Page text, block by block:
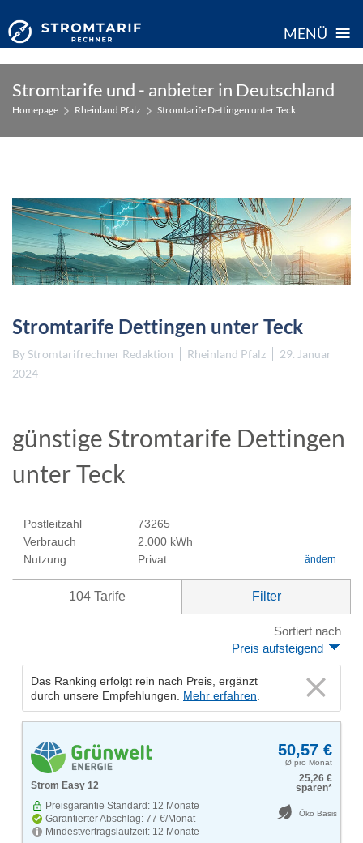
MENÜ ≡
content
Stromtarife und - anbieter in Deutschland
Homepage Rheinland Pfalz Stromtarife Dettingen unter Teck
Stromtarife Dettingen unter Teck
By Stromtarifrechner Redaktion Rheinland Pfalz
29. Januar
2024
günstige Stromtarife Dettingen
unter Teck